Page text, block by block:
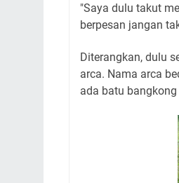
"Saya dulu takut
berpesan jangan
Diterangkan, dulu
arca. Nama arca
ada batu